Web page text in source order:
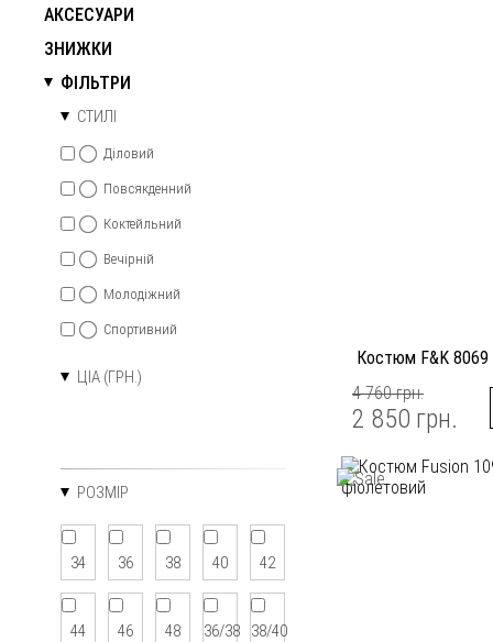
АКСЕСУАРИ
ЗНИЖКИ
ФІЛЬТРИ
СТИЛІ
Діловий
Повсякденний
Коктейльний
Вечірній
Молодіжний
Спортивний
ЦІА (ГРН.)
РОЗМІР
34 36 38 40 42
44 46 48 36/38 38/40
Костюм F&K
4 760 грн.
2 850 грн.